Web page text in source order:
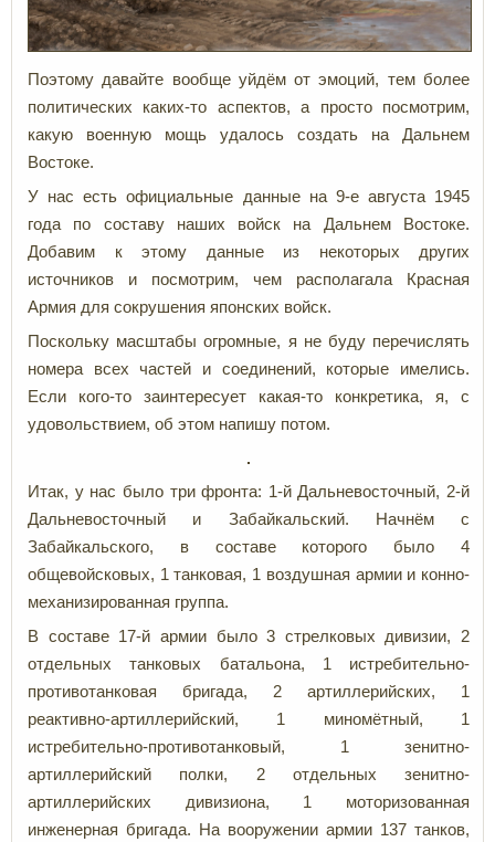
Поэтому давайте вообще уйдём от эмоций, тем более
политических каких-то аспектов, а просто посмотрим,
какую военную мощь удалось создать на Дальнем
Востоке.
У нас есть официальные данные на 9-е августа 1945
года по составу наших войск на Дальнем Востоке.
Добавим к этому данные из некоторых других
источников и посмотрим, чем располагала Красная
Армия для сокрушения японских войск.
Поскольку масштабы огромные, я не буду перечислять
номера всех частей и соединений, которые имелись.
Если кого-то заинтересует какая-то конкретика, я, с
удовольствием, об этом напишу потом.
Итак, у нас было три фронта: 1-й Дальневосточный, 2-й
Дальневосточный и Забайкальский. Начнём с
Забайкальского, в составе которого было 4
общевойсковых, 1 танковая, 1 воздушная армии и конно-
механизированная группа.
В составе 17-й армии было 3 стрелковых дивизии, 2
отдельных танковых батальона, 1 истребительно-
противотанковая бригада, 2 артиллерийских, 1
реактивно-артиллерийский, 1 миномётный, 1
истребительно-противотанковый, 1 зенитно-
артиллерийский полки, 2 отдельных зенитно-
артиллерийских дивизиона, 1 моторизованная
инженерная бригада. На вооружении армии 137 танков,